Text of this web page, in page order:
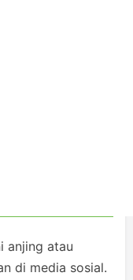
anjing atau
di media sosial.